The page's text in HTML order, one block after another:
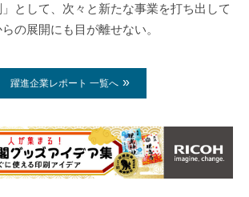
として、次々と新たな事業を打ち出して
の展開にも目が離せない。
躍進企業レポート 一覧へ